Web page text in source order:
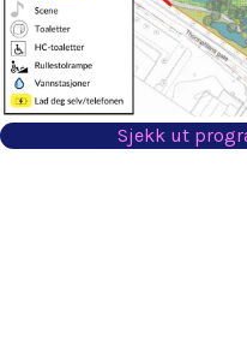
Sjekk ut